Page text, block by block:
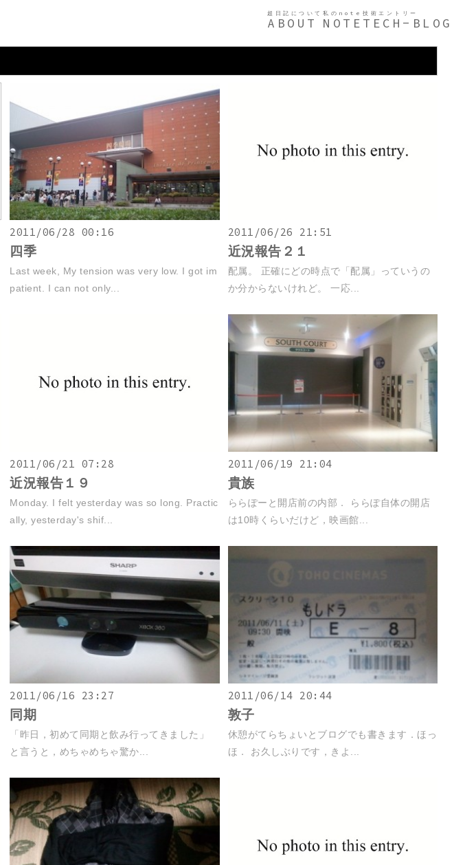
超日記について
ABOUT
私のnote
NOTE
技術エントリー
TECH-BLOG
2011/06/28 00:16
四季
Last week, My tension was very low. I got im
patient. I can not only...
2011/06/26 21:51
近況報告２１
配属。 正確にどの時点で「配属」っていうの
か分からないけれど。 一応...
2011/06/21 07:28
近況報告１９
Monday. I felt yesterday was so long. Practic
ally, yesterday's shif...
2011/06/19 21:04
貴族
ららぽーと開店前の内部． ららぽ自体の開店
は10時くらいだけど，映画館...
2011/06/16 23:27
同期
「昨日，初めて同期と飲み行ってきました」
と言うと，めちゃめちゃ驚か...
2011/06/14 20:44
敦子
休憩がてらちょいとブログでも書きます．ほっ
ほ． お久しぶりです，きよ...